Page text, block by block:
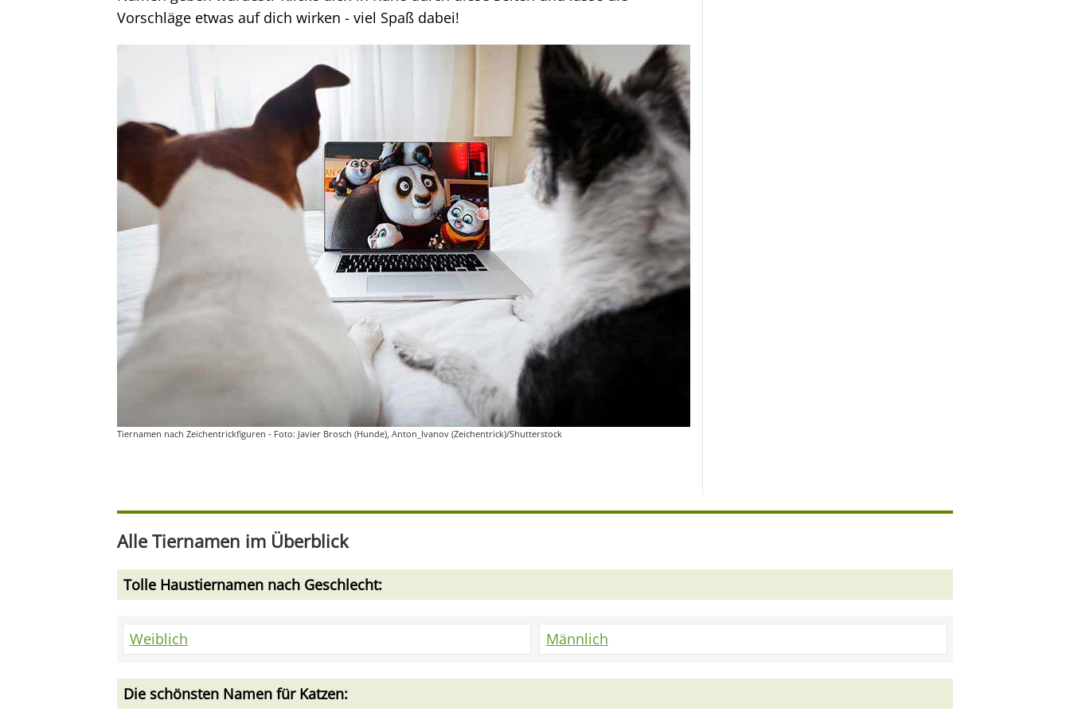
Vorschläge etwas auf dich wirken - viel Spaß dabei!
Tiernamen nach Zeichentrickfiguren - Foto: Javier Brosch (Hunde), Anton_Ivanov (Zeichentrick)/Shutterstock
Alle Tiernamen im Überblick
Tolle Haustiernamen nach Geschlecht:
Weiblich Männlich
Die schönsten Namen für Katzen: